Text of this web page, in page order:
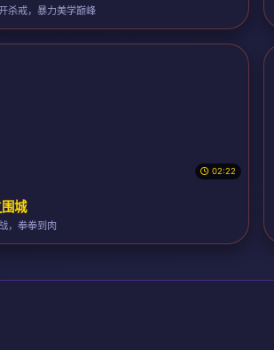
杀戒，暴力美学巅峰
02:22
城
，拳拳到肉